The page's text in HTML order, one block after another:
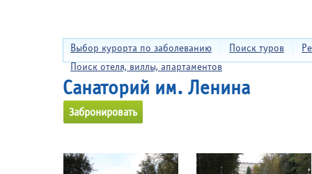
Выбор курорта по заболеванию Поиск туров
Поиск отеля, виллы, апартаментов
Санаторий им. Ленина
Забронировать